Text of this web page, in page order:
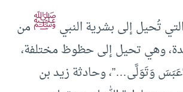
تُحيل إلى بشرية النبيﷺمن
وهي تحيل إلى حظوظ مختلفة،
وَتَوَلَّى…”، وحادثة زيد بن